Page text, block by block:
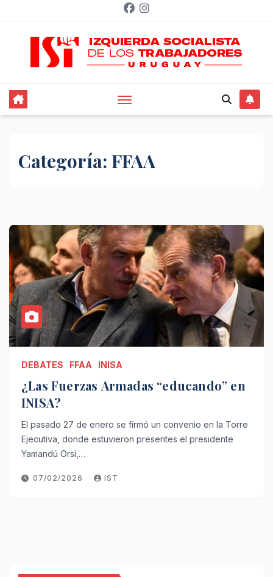
contenido
Categoría: FFAA
DEBATES FFAA INISA
¿Las Fuerzas Armadas “educando” en
INISA?
El pasado 27 de enero se firmó un convenio en la Torre
Ejecutiva, donde estuvieron presentes el presidente
Yamandú Orsi,…
07/02/2026 IST